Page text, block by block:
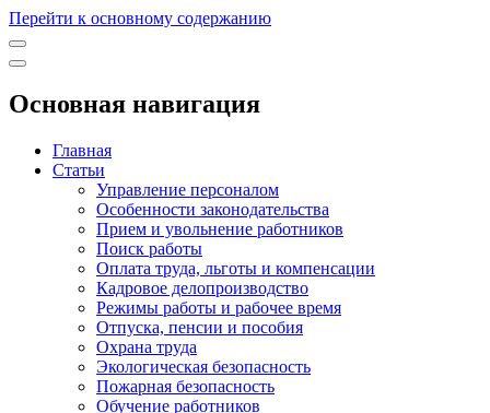
Перейти к основному содержанию
Основная навигация
Главная
Статьи
Управление персоналом
Особенности законодательства
Прием и увольнение работников
Поиск работы
Оплата труда, льготы и компенсации
Кадровое делопроизводство
Режимы работы и рабочее время
Отпуска, пенсии и пособия
Охрана труда
Экологическая безопасность
Пожарная безопасность
Обучение работников